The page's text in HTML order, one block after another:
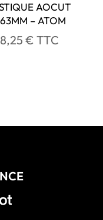
AOCUT
– ATOM
€ TTC